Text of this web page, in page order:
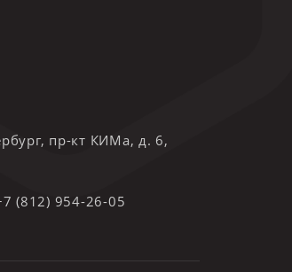
пр-кт КИМа, д. 6,
(812) 954-26-05